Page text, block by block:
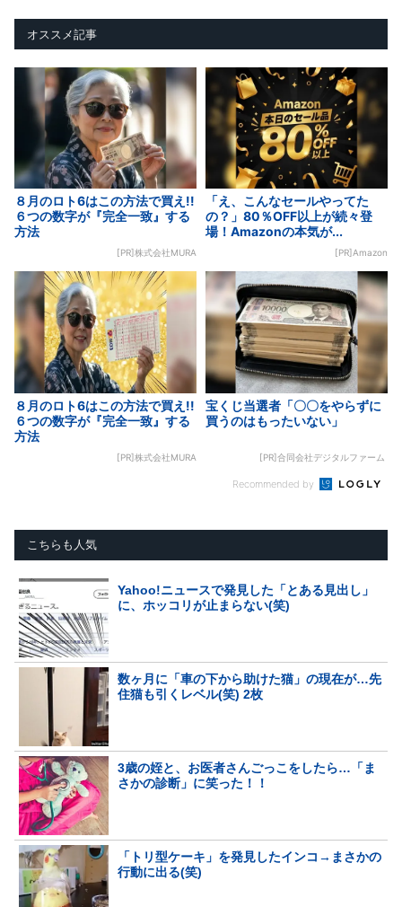
オススメ記事
８月のロト6はこの方法で買え!!
６つの数字が『完全一致』する
方法
[PR]株式会社MURA
「え、こんなセールやってた
の？」80％OFF以上が続々登
場！Amazonの本気が...
[PR]Amazon
８月のロト6はこの方法で買え!!
６つの数字が『完全一致』する
方法
[PR]株式会社MURA
宝くじ当選者「〇〇をやらずに
買うのはもったいない」
[PR]合同会社デジタルファーム
Recommended by
こちらも人気
Yahoo!ニュースで発見した「とある見出し」
に、ホッコリが止まらない(笑)
数ヶ月に「車の下から助けた猫」の現在が…先
住猫も引くレベル(笑) 2枚
3歳の姪と、お医者さんごっこをしたら…「ま
さかの診断」に笑った！！
「トリ型ケーキ」を発見したインコ→まさかの
行動に出る(笑)